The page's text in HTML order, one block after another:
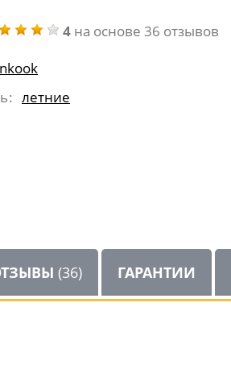
4 на основе 36 отзывов
летние
(36) ГАРАНТИИ